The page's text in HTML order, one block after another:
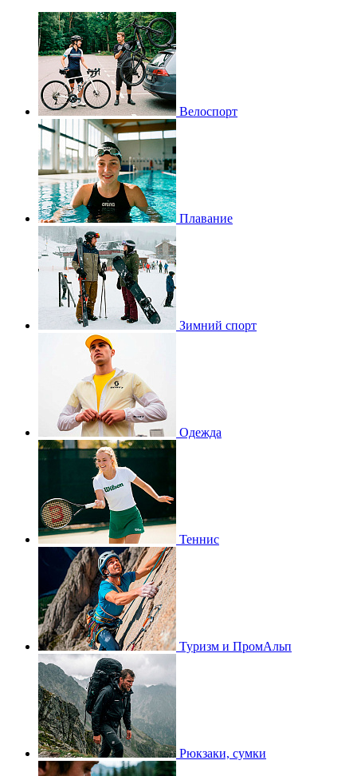
Велоспорт
Плавание
Зимний спорт
Одежда
Теннис
Туризм и ПромАльп
Рюкзаки, сумки